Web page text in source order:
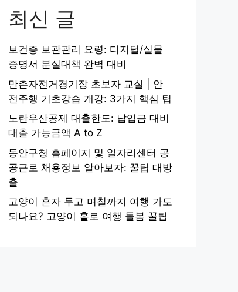
최신 글
보건증 보관관리 요령: 디지털/실물
증명서 분실대책 완벽 대비
만촌자전거경기장 초보자 교실 | 안
전주행 기초강습 개강: 3가지 핵심 팁
노란우산공제 대출한도: 납입금 대비
대출 가능금액 A to Z
동안구청 홈페이지 및 일자리센터 공
공근로 채용정보 알아보자: 꿀팁 대방
출
고양이 혼자 두고 며칠까지 여행 가도
되나요? 고양이 홀로 여행 돌봄 꿀팁